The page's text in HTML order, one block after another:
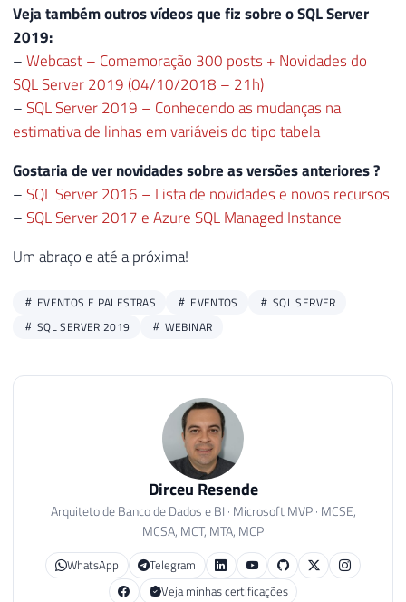
Veja também outros vídeos que fiz sobre o SQL Server
2019:
–Webcast – Comemoração 300 posts + Novidades do
SQL Server 2019 (04/10/2018 – 21h)
–SQL Server 2019 – Conhecendo as mudanças na
estimativa de linhas em variáveis do tipo tabela
Gostaria de ver novidades sobre as versões anteriores ?
–SQL Server 2016 – Lista de novidades e novos recursos
–SQL Server 2017 e Azure SQL Managed Instance
Um abraço e até a próxima!
EVENTOS E PALESTRAS EVENTOS
SQL SERVER
SQL SERVER 2019
WEBINAR
Dirceu Resende
Arquiteto de Banco de Dados e BI · Microsoft MVP · MCSE,
MCSA, MCT, MTA, MCP
WhatsApp
Telegram
Veja minhas certificações